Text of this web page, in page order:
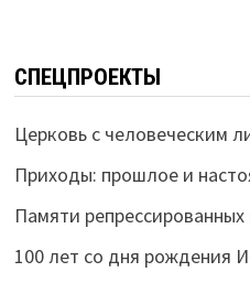
СПЕЦПРОЕКТЫ
Церковь с человеческим
Приходы: прошлое и
Памяти
100 лет со дня рождения